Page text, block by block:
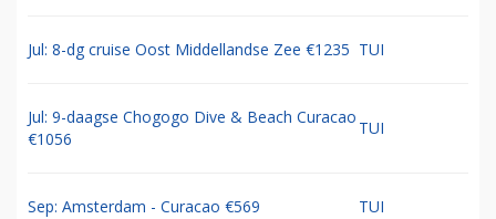
Jul: 8-dg cruise Oost Middellandse Zee €1235 TUI
Jul: 9-daagse Chogogo Dive & Beach Curacao
€1056
TUI
Sep: Amsterdam - Curacao €569 TUI